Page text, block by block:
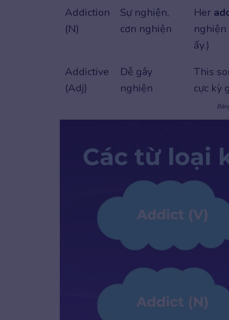
Addiction
(N)
Sự nghiện,
cơn nghiện
Her
nghiện
ấy.)
Addictive
(Adj)
Dễ gây
nghiện
This
cực kỳ